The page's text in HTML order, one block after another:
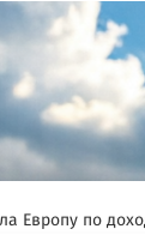
Европу по